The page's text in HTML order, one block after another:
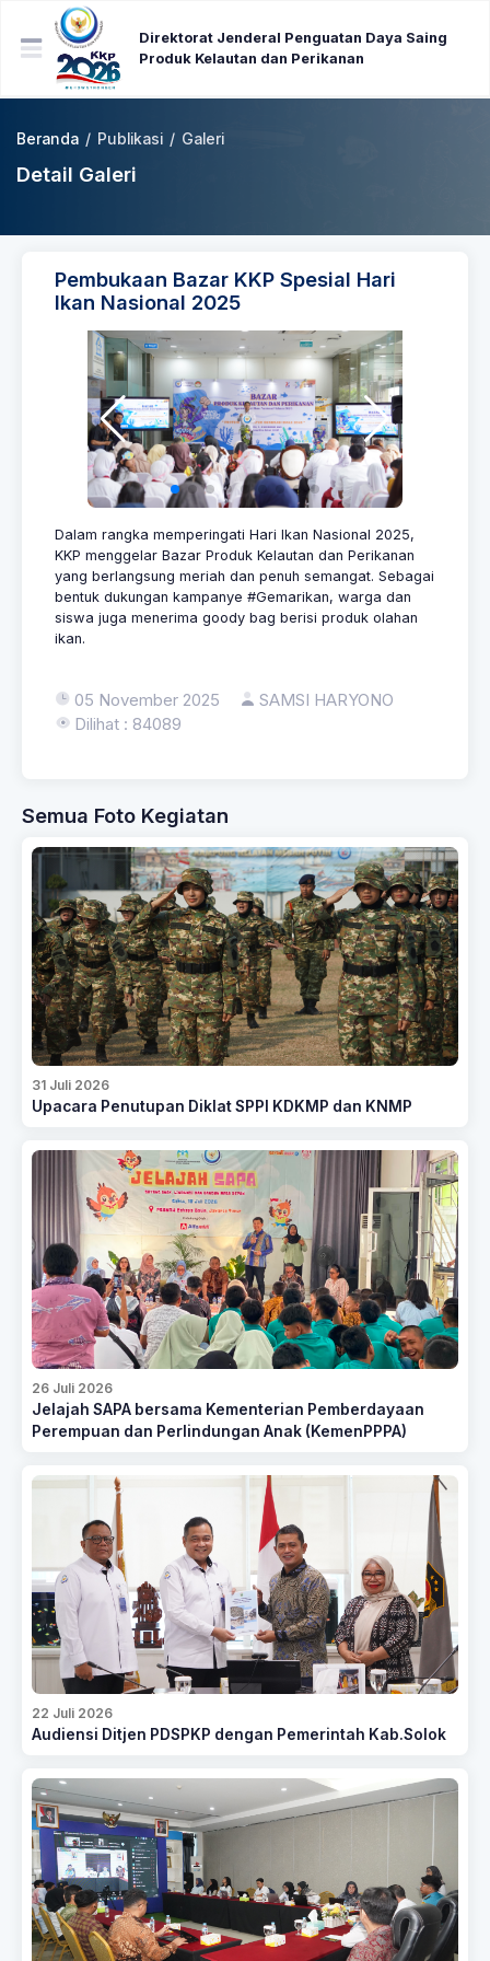
Direktorat Jenderal Penguatan Daya Saing
Produk Kelautan dan Perikanan
Beranda / Publikasi / Galeri
Detail Galeri
Pembukaan Bazar KKP Spesial Hari
Ikan Nasional 2025
Dalam rangka memperingati Hari Ikan Nasional 2025,
KKP menggelar Bazar Produk Kelautan dan Perikanan
yang berlangsung meriah dan penuh semangat. Sebagai
bentuk dukungan kampanye #Gemarikan, warga dan
siswa juga menerima goody bag berisi produk olahan
ikan.
05 November 2025
SAMSI HARYONO
Dilihat : 84089
Semua Foto Kegiatan
31 Juli 2026
Upacara Penutupan Diklat SPPI KDKMP dan KNMP
26 Juli 2026
Jelajah SAPA bersama Kementerian Pemberdayaan
Perempuan dan Perlindungan Anak (KemenPPPA)
22 Juli 2026
Audiensi Ditjen PDSPKP dengan Pemerintah Kab.Solok